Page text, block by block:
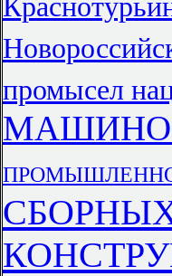
промысел